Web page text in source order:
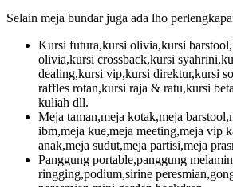
Selain meja bundar juga ada lho
Kursi futura,kursi olivia,kursi
olivia,kursi crossback,kursi
dealing,kursi vip,kursi direktur,kursi
raffles rotan,kursi raja & ratu,kursi
kuliah dll.
Meja taman,meja kotak,meja
ibm,meja kue,meja meeting,meja vip
anak,meja sudut,meja partisi,meja
Panggung portable,panggung
ringging,podium,sirine